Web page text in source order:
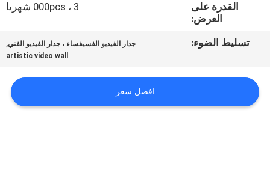
اقتباس
CASE
القدرة على
العرض:
3 ، 000pcs شهريا
تسليط الضوء: جدار الفيديو الفسيفساء ، جدار الفيديو الفني,
artistic video wall
افضل سعر